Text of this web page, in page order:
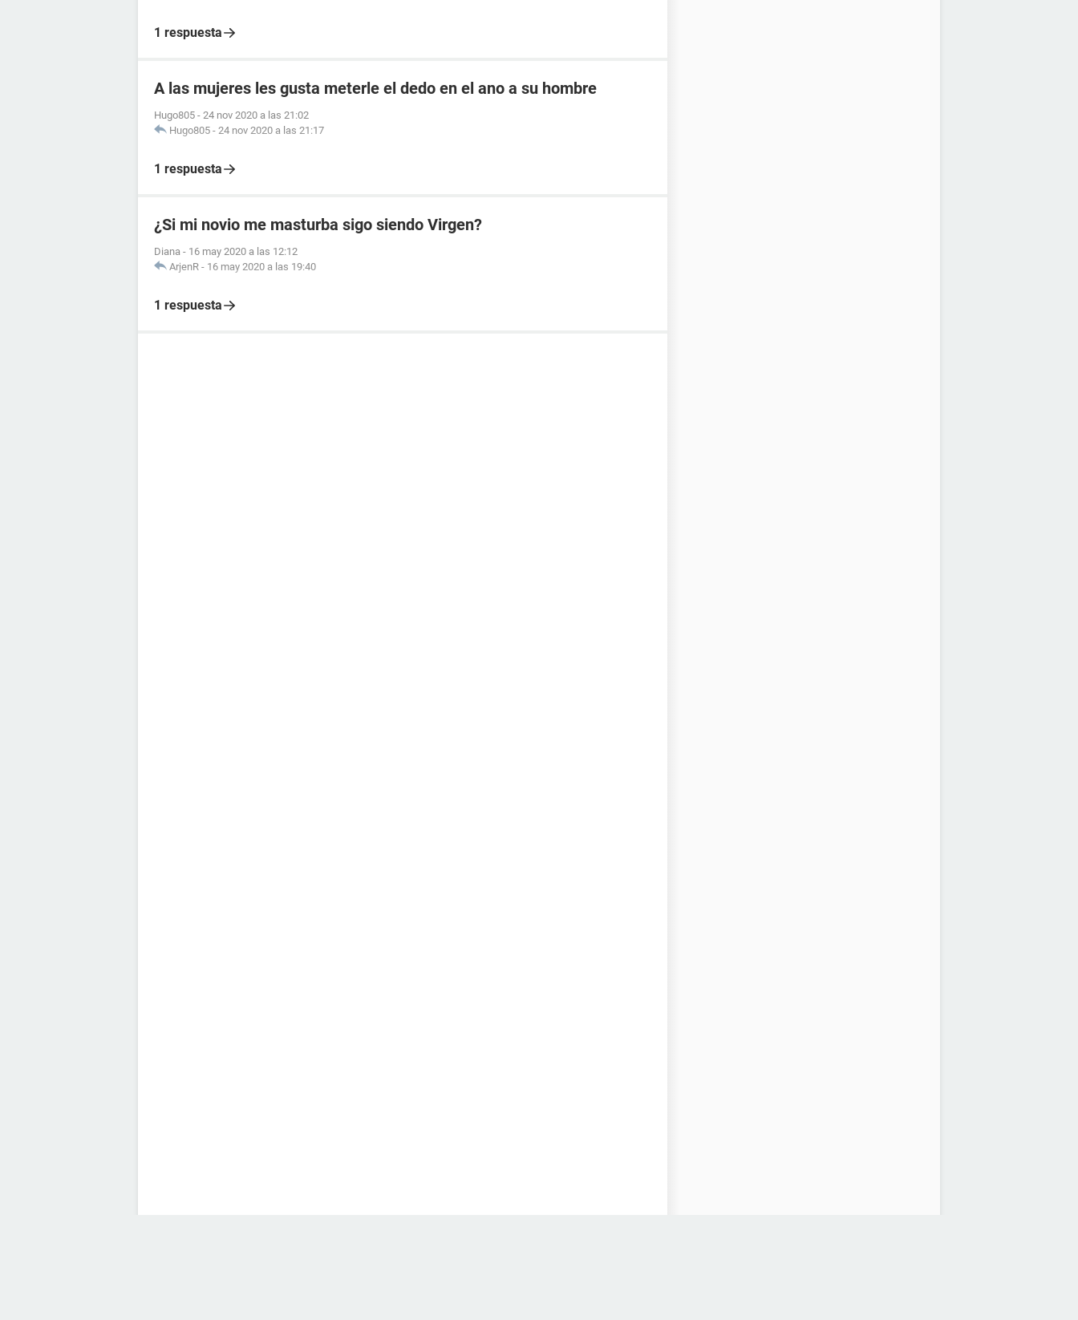
1 respuesta
A las mujeres les gusta meterle el dedo en el ano a su hombre
Hugo805 - 24 nov 2020 a las 21:02
Hugo805 - 24 nov 2020 a las 21:17
1 respuesta
¿Si mi novio me masturba sigo siendo Virgen?
Diana - 16 may 2020 a las 12:12
ArjenR - 16 may 2020 a las 19:40
1 respuesta